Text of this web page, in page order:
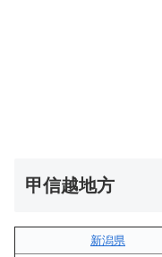
甲信越地方
新潟県